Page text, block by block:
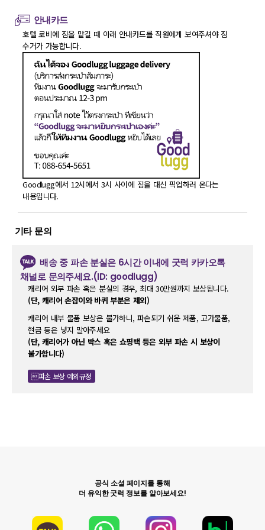
안내카드
호텔 로비에 짐을 맡길 때 아래 안내카드를 직원에게 보여주셔야 짐
수거가 가능합니다.
Goodlugg에서 12시에서 3시 사이에 짐을 대신 픽업하러 온다는
내용입니다.
기타 문의
배송 중 파손 분실은 6시간 이내에 굿럭 카카오톡
채널로 문의주세요.(ID: goodlugg)
캐리어 외부 파손 혹은 분실의 경우, 최대 30만원까지 보상됩니다.
(단, 캐리어 손잡이와 바퀴 부분은 제외)
캐리어 내부 물품 보상은 불가하니, 파손되기 쉬운 제품, 고가물품,
현금 등은 넣지 말아주세요
(단, 캐리어가 아닌 박스 혹은 쇼핑백 등은 외부 파손 시 보상이
불가합니다)
파손 보상 예외규정
공식 소셜 페이지를 통해
더 유익한 굿럭 정보를 알아보세요!